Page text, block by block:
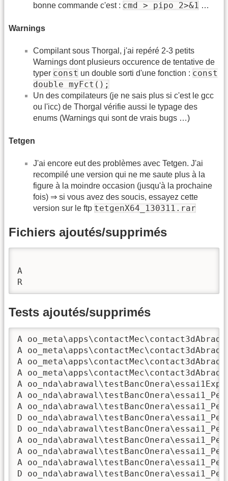
bonne commande c'est : cmd > pipo 2>&1 …
Warnings
Compilant sous Thorgal, j'ai repéré 2-3 petits
Warnings dont plusieurs occurence de tentative de
typer const un double sorti d'une fonction : const
double myFct();
Un des compilateurs (je ne sais plus si c'est le gcc
ou l'icc) de Thorgal vérifie aussi le typage des
enums (Warnings qui sont de vrais bugs …)
Tetgen
J'ai encore eut des problèmes avec Tetgen. J'ai
recompilé une version qui ne me saute plus à la
figure à la moindre occasion (jusqu'à la prochaine
fois) ⇒ si vous avez des soucis, essayez cette
version sur le ftp tetgenX64_130311.rar
Fichiers ajoutés/supprimés
A
R
Tests ajoutés/supprimés
A
A
A
A
A
A
A
D
D
A
A
A
D